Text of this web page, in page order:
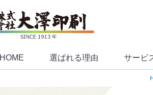
HOME 選ばれる理由 サービ